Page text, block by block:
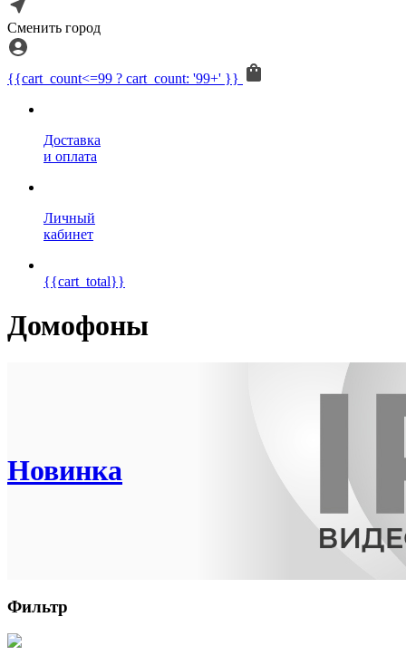
Сменить город
{{cart_count<=99 ? cart_count: '99+' }}
Доставка
и оплата
Личный
кабинет
{{cart_total}}
Домофоны
Новинка
Фильтр